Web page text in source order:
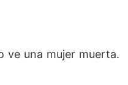
ve una mujer muerta.